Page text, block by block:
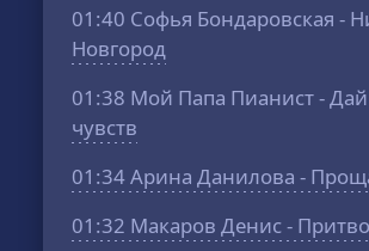
01:40 Софья Бондаровская -
Новгород
01:38 Мой Папа Пианист -
чувств
01:34Арина Данилова -
01:32 Макаров Денис -